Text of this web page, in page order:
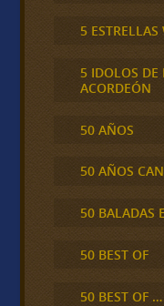
5 ESTRELLAS
5 IDOLOS DE
ACORDEÓN
50 AÑOS
50 AÑOS
50 BALADAS
50 BEST OF
50 BEST OF …